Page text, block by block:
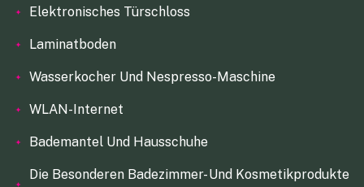
Elektronisches Türschloss
Laminatboden
Wasserkocher Und Nespresso-Maschine
WLAN-Internet
Bademantel Und Hausschuhe
Die Besonderen Badezimmer- Und Kosmetikprodukte